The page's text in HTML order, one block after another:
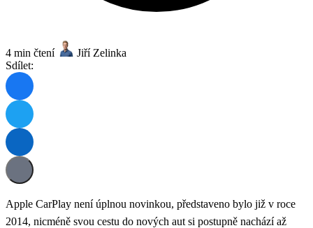
4 min čtení
Jiří Zelinka
Sdílet:
Apple CarPlay není úplnou novinkou, představeno bylo již v roce
2014, nicméně svou cestu do nových aut si postupně nachází až